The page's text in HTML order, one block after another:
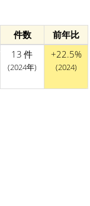
件数
前年比
13 件
(2024年)
+22.5%
(2024)